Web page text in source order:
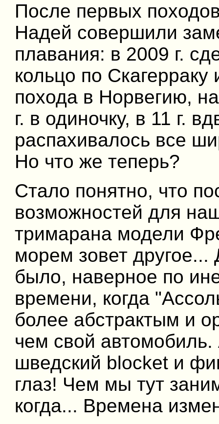
После первых
Надей совершили
плавания: в 2009 г.
кольцо по Скагерраку
похода в Норвегию,
г. в одиночку, в 11 г.
распахивалось все
Но что же теперь?
Стало понятно, что
возможностей для
тримарана модели
морем зовет другое...
было, наверное по
времени, когда
более абстрактым и
чем свой автомобиль.
шведский blocket и
глаз! Чем мы тут
когда... Времена